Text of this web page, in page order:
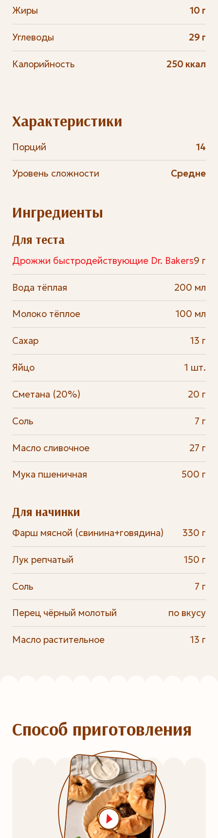
Жиры 10 г
Углеводы 29 г
Калорийность 250 ккал
Характеристики
Порций 14
Уровень сложности Средне
Ингредиенты
Для теста
Дрожжи быстродействующие Dr. Bakers9 г
Вода тёплая 200 мл
Молоко тёплое 100 мл
Сахар 13 г
Яйцо 1 шт.
Сметана (20%) 20 г
Соль 7 г
Масло сливочное 27 г
Мука пшеничная 500 г
Для начинки
Фарш мясной (свинина+говядина) 330 г
Лук репчатый 150 г
Соль 7 г
Перец чёрный молотый по вкусу
Масло растительное 13 г
Способ приготовления